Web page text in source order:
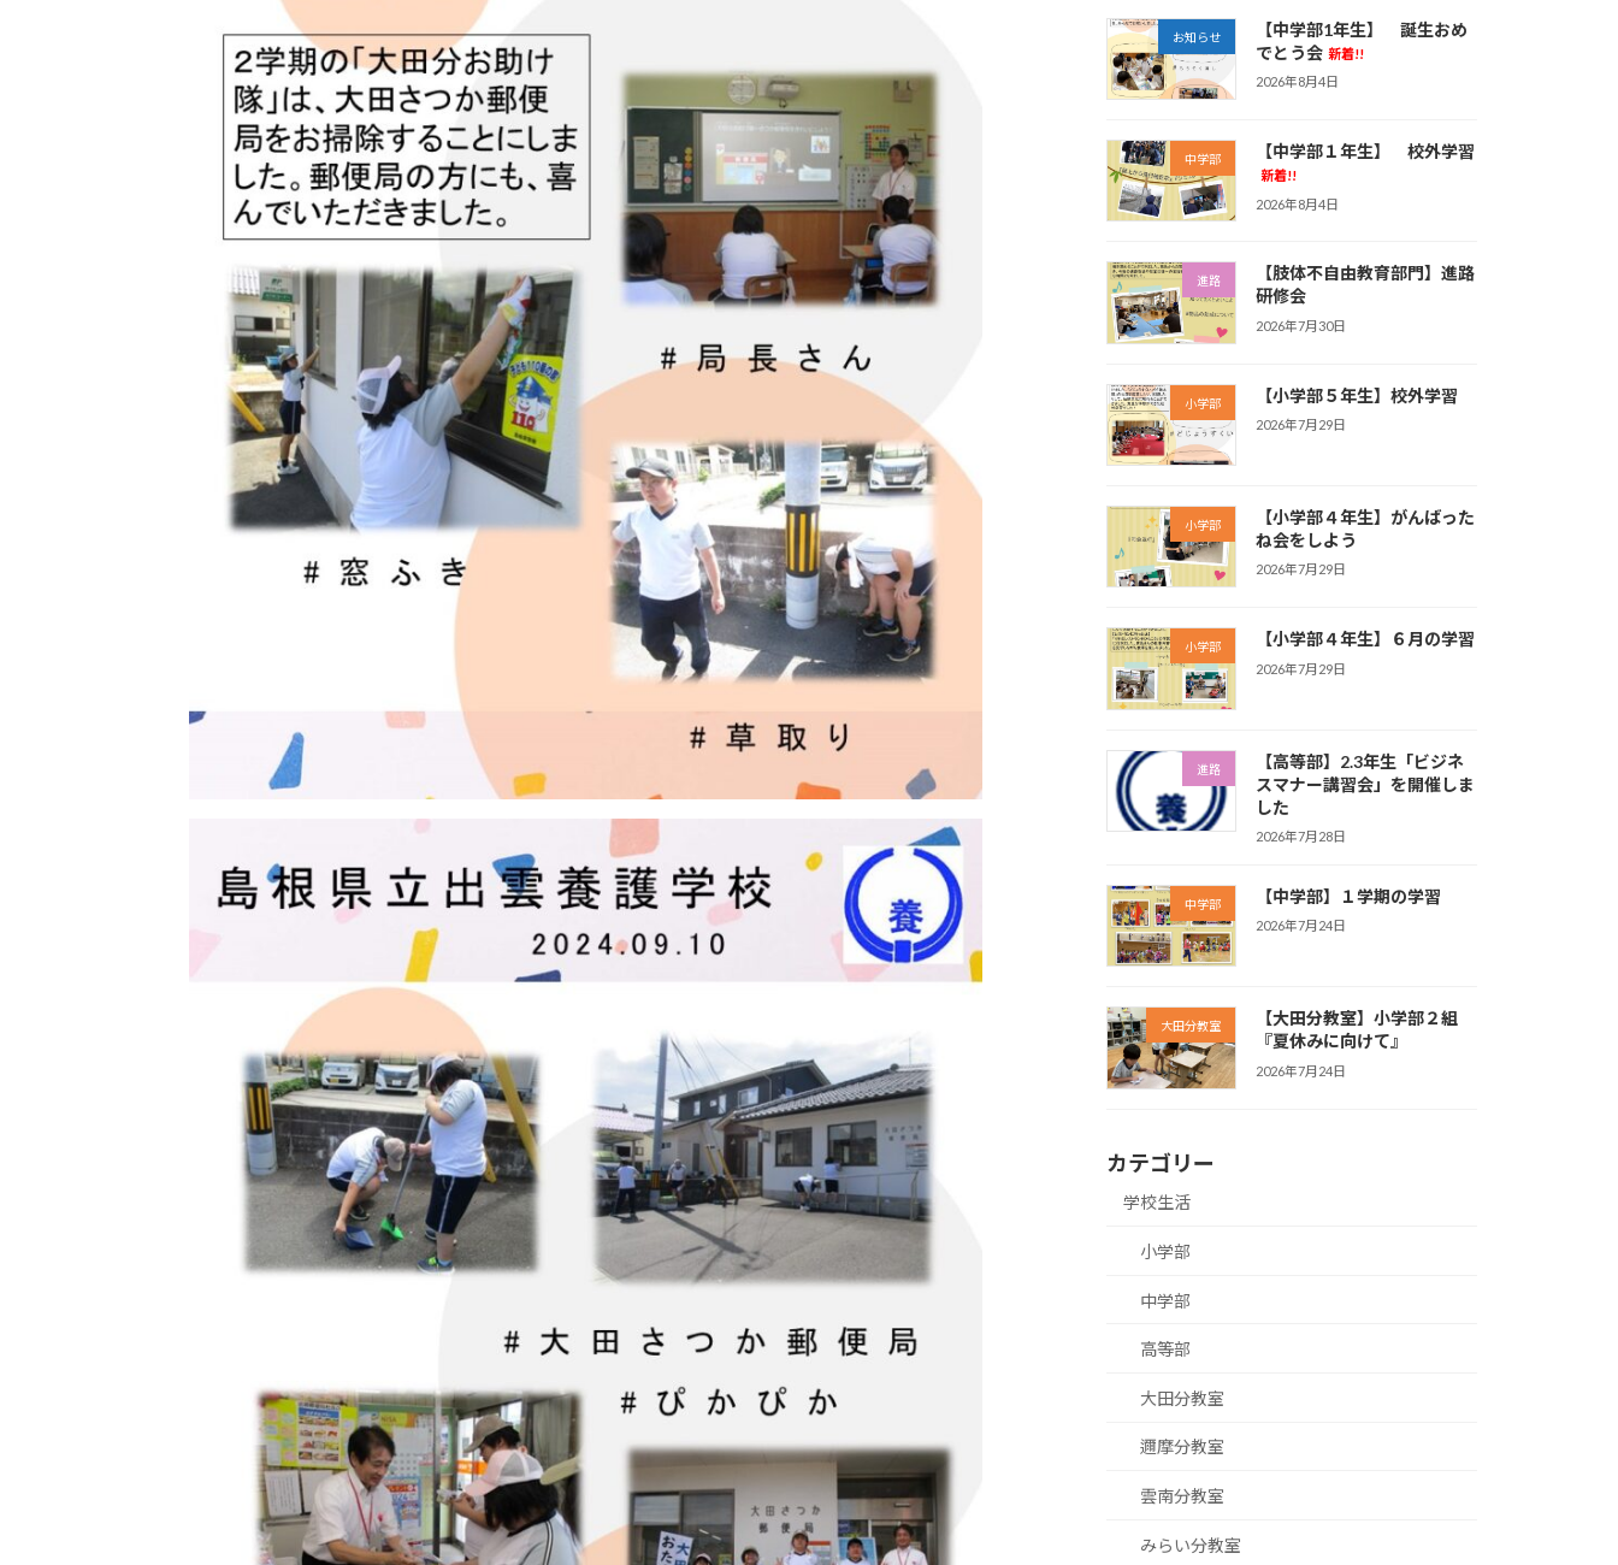
お知らせ
【中学部1年生】 誕生おめ
でとう会 新着!!
2026年8月4日
中学部 【中学部１年生】 校外学習
新着!!
2026年8月4日
進路
【肢体不自由教育部門】進路
研修会
2026年7月30日
小学部 【小学部５年生】校外学習
2026年7月29日
小学部
【小学部４年生】がんばった
ね会をしよう
2026年7月29日
小学部 【小学部４年生】６月の学習
2026年7月29日
進路
【高等部】2.3年生「ビジネ
スマナー講習会」を開催しま
した
2026年7月28日
中学部 【中学部】１学期の学習
2026年7月24日
大田分教室
【大田分教室】小学部２組
『夏休みに向けて』
2026年7月24日
カテゴリー
学校生活
小学部
中学部
高等部
大田分教室
邇摩分教室
雲南分教室
みらい分教室